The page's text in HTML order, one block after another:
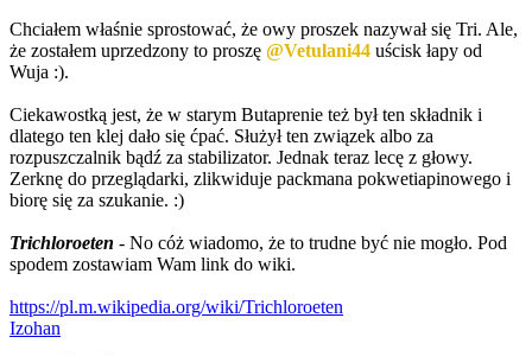
Chciałem właśnie sprostować, że owy proszek nazywał się Tri. Ale,
że zostałem uprzedzony to proszę @Vetulani44 uścisk łapy od
Wuja :).
Ciekawostką jest, że w starym Butaprenie też był ten składnik i
dlatego ten klej dało się ćpać. Służył ten związek albo za
rozpuszczalnik bądź za stabilizator. Jednak teraz lecę z głowy.
Zerknę do przeglądarki, zlikwiduje packmana pokwetiapinowego i
biorę się za szukanie. :)
Trichloroeten - No cóż wiadomo, że to trudne być nie mogło. Pod
spodem zostawiam Wam link do wiki.
https://pl.m.wikipedia.org/wiki/Trichloroeten
Izohan